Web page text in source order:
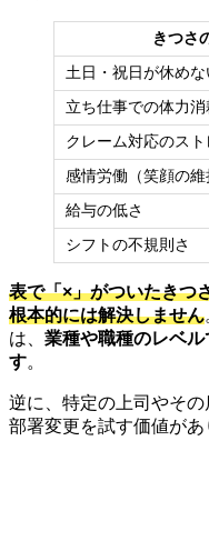
きつさ
土日・祝日が休めな
立ち仕事での体力消
クレーム対応のスト
感情労働（笑顔の維
給与の低さ
シフトの不規則さ
表で「×」がついたきつ
根本的には解決しません
は、 業種や職種のレベ
す。
逆に、特定の上司やそ
部署変更を試す価値があ